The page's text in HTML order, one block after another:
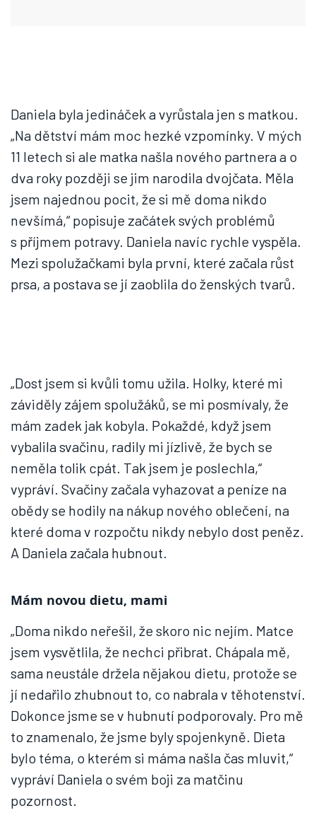
Daniela byla jedináček a vyrůstala jen s matkou.
„Na dětství mám moc hezké vzpomínky. V mých
11 letech si ale matka našla nového partnera a o
dva roky později se jim narodila dvojčata. Měla
jsem najednou pocit, že si mě doma nikdo
nevšímá,“ popisuje začátek svých problémů
s příjmem potravy. Daniela navíc rychle vyspěla.
Mezi spolužačkami byla první, které začala růst
prsa, a postava se jí zaoblila do ženských tvarů.
„Dost jsem si kvůli tomu užila. Holky, které mi
záviděly zájem spolužáků, se mi posmívaly, že
mám zadek jak kobyla. Pokaždé, když jsem
vybalila svačinu, radily mi jízlivě, že bych se
neměla tolik cpát. Tak jsem je poslechla,“
vypráví. Svačiny začala vyhazovat a peníze na
obědy se hodily na nákup nového oblečení, na
které doma v rozpočtu nikdy nebylo dost peněz.
A Daniela začala hubnout.
Mám novou dietu, mami
„Doma nikdo neřešil, že skoro nic nejím. Matce
jsem vysvětlila, že nechci přibrat. Chápala mě,
sama neustále držela nějakou dietu, protože se
jí nedařilo zhubnout to, co nabrala v těhotenství.
Dokonce jsme se v hubnutí podporovaly. Pro mě
to znamenalo, že jsme byly spojenkyně. Dieta
bylo téma, o kterém si máma našla čas mluvit,“
vypráví Daniela o svém boji za matčinu
pozornost.